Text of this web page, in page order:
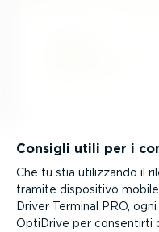
Consigli utili per i
Che tu stia utilizzando il
tramite dispositivo
Driver Terminal PRO,
OptiDrive per consentirti